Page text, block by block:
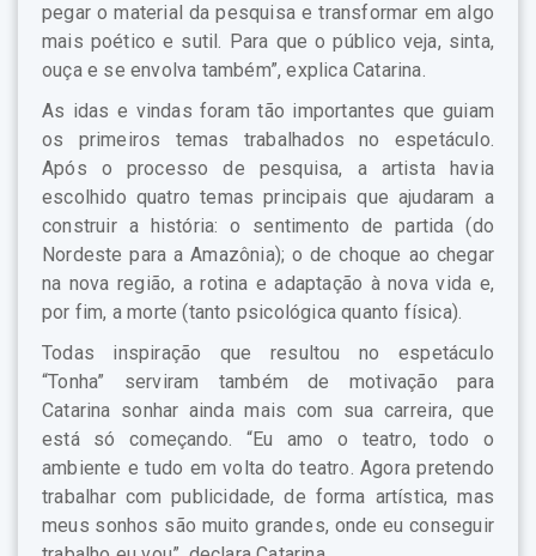
pegar o material da pesquisa e transformar em algo
mais poético e sutil. Para que o público veja, sinta,
ouça e se envolva também”, explica Catarina.
As idas e vindas foram tão importantes que guiam
os primeiros temas trabalhados no espetáculo.
Após o processo de pesquisa, a artista havia
escolhido quatro temas principais que ajudaram a
construir a história: o sentimento de partida (do
Nordeste para a Amazônia); o de choque ao chegar
na nova região, a rotina e adaptação à nova vida e,
por fim, a morte (tanto psicológica quanto física).
Todas inspiração que resultou no espetáculo
“Tonha” serviram também de motivação para
Catarina sonhar ainda mais com sua carreira, que
está só começando. “Eu amo o teatro, todo o
ambiente e tudo em volta do teatro. Agora pretendo
trabalhar com publicidade, de forma artística, mas
meus sonhos são muito grandes, onde eu conseguir